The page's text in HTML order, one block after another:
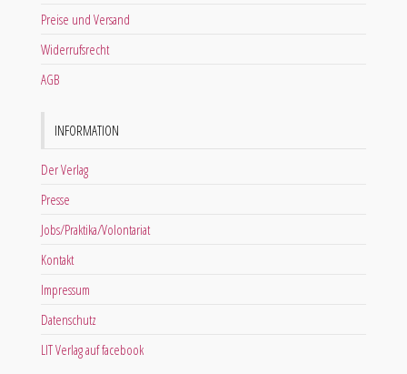
Preise und Versand
Widerrufsrecht
AGB
INFORMATION
Der Verlag
Presse
Jobs/Praktika/Volontariat
Kontakt
Impressum
Datenschutz
LIT Verlag auf facebook